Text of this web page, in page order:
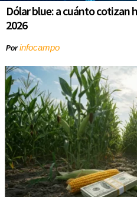
Dólar blue: a cuánto cotizan
2026
Porinfocampo